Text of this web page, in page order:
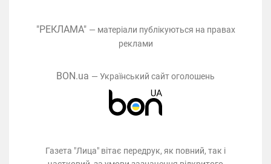
"РЕКЛАМА" — матеріали публікуються на правах
реклами
BON.ua — Український сайт оголошень
Газета "Лица" вітає передрук, як повний, так і